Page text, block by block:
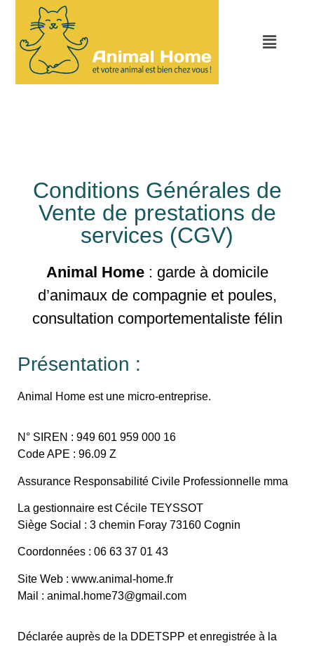
Conditions Générales de
Vente de prestations de
services (CGV)
Animal Home : garde à domicile
d’animaux de compagnie et poules,
consultation comportementaliste félin
Présentation :
Animal Home est une micro-entreprise.
N° SIREN : 949 601 959 000 16
Code APE : 96.09 Z
Assurance Responsabilité Civile Professionnelle mma
La gestionnaire est Cécile TEYSSOT
Siège Social : 3 chemin Foray 73160 Cognin
Coordonnées : 06 63 37 01 43
Site Web : www.animal-home.fr
Mail : animal.home73@gmail.com
Déclarée auprès de la DDETSPP et enregistrée à la